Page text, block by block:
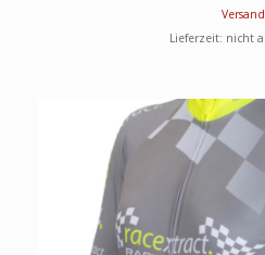
Versand
Lieferzeit: nicht